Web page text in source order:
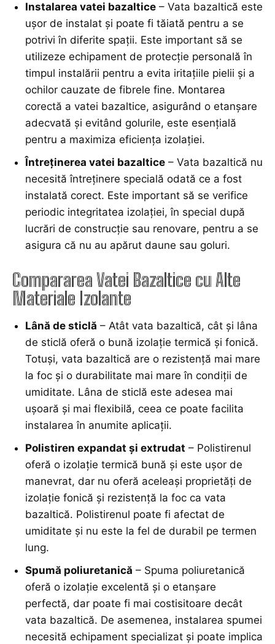
Instalarea vatei bazaltice – Vata bazaltică este
ușor de instalat și poate fi tăiată pentru a se
potrivi în diferite spații. Este important să se
utilizeze echipament de protecție personală în
timpul instalării pentru a evita iritațiile pielii și a
ochilor cauzate de fibrele fine. Montarea
corectă a vatei bazaltice, asigurând o etanșare
adecvată și evitând golurile, este esențială
pentru a maximiza eficiența izolației.
Întreținerea vatei bazaltice – Vata bazaltică nu
necesită întreținere specială odată ce a fost
instalată corect. Este important să se verifice
periodic integritatea izolației, în special după
lucrări de construcție sau renovare, pentru a se
asigura că nu au apărut daune sau goluri.
Compararea Vatei Bazaltice cu Alte
Materiale Izolante
Lână de sticlă – Atât vata bazaltică, cât și lâna
de sticlă oferă o bună izolație termică și fonică.
Totuși, vata bazaltică are o rezistență mai mare
la foc și o durabilitate mai mare în condiții de
umiditate. Lâna de sticlă este adesea mai
ușoară și mai flexibilă, ceea ce poate facilita
instalarea în anumite aplicații.
Polistiren expandat și extrudat – Polistirenul
oferă o izolație termică bună și este ușor de
manevrat, dar nu oferă aceleași proprietăți de
izolație fonică și rezistență la foc ca vata
bazaltică. Polistirenul poate fi afectat de
umiditate și nu este la fel de durabil pe termen
lung.
Spumă poliuretanică – Spuma poliuretanică
oferă o izolație excelentă și o etanșare
perfectă, dar poate fi mai costisitoare decât
vata bazaltică. De asemenea, instalarea spumei
necesită echipament specializat și poate implica